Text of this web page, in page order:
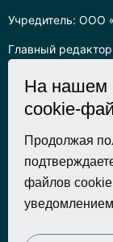
Учредитель: ООО
Главный
Информация на
Все права на
защищены в
об
текстовых, фото,
с согласия
наличии ссылки
гиперссылка.
На нашем
cookie-
Продолжая
файлов cookie